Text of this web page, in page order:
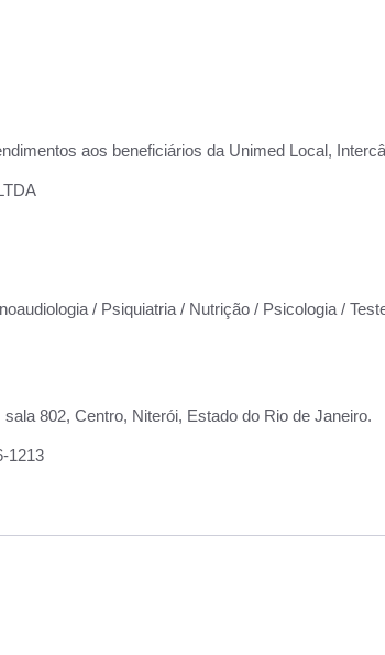
aos beneficiários da Unimed Local,
/ Psiquiatria / Nutrição / Psicologia /
802, Centro, Niterói, Estado do Rio de Janeiro.
1213